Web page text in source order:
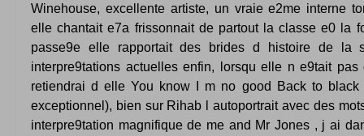
Winehouse, excellente artiste, un vraie e2me interne
elle chantait e7a frissonnait de partout la classe e0 la
passe9e elle rapportait des brides d histoire de la
interpre9tations actuelles enfin, lorsqu elle n e9tait pas
retiendrai d elle You know I m no good Back to black
exceptionnel), bien sur Rihab l autoportrait avec des
interpre9tation magnifique de me and Mr Jones , j ai